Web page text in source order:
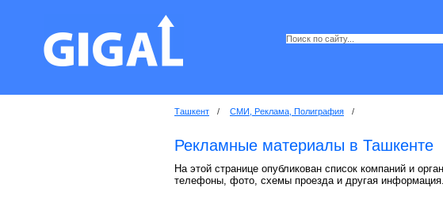
Ташкент / СМИ, Реклама, Полиграфия /
Рекламные материалы в Ташкенте
На этой странице опубликован список компаний и
телефоны, фото, схемы проезда и другая информация.